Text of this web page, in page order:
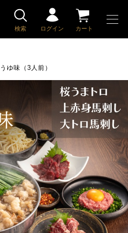
検索 ログイン カート
ゆ味（3人前）